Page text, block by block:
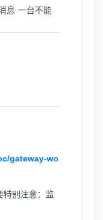
息 一台不能
gateway-wo
特别注意：监